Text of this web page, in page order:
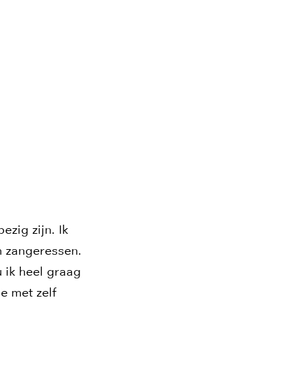
zijn. Ik
ik heel graag
met zelf